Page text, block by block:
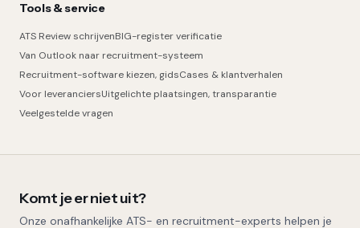
Tools & service
ATS Review schrijvenBIG-register verificatie
Van Outlook naar recruitment-systeem
Recruitment-software kiezen, gidsCases & klantverhalen
Voor leveranciersUitgelichte plaatsingen, transparantie
Veelgestelde vragen
Komt je er niet uit?
Onze onafhankelijke ATS- en recruitment-experts helpen je